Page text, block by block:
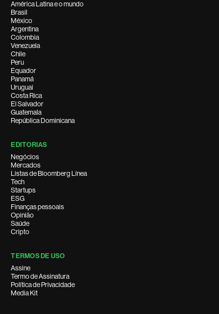
América Latina e o mundo
Brasil
México
Argentina
Colombia
Venezuela
Chile
Peru
Equador
Panamá
Uruguai
Costa Rica
El Salvador
Guatemala
República Dominicana
EDITORIAS
Negócios
Mercados
Listas de Bloomberg Línea
Tech
Startups
ESG
Finanças pessoais
Opinião
Saúde
Cripto
TERMOS DE USO
Assine
Termo de Assinatura
Política de Privacidade
Media Kit